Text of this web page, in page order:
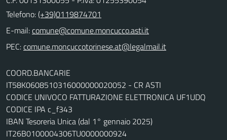
Telefono:(+39)0119874701
E-mail:comune@comune.moncucco.asti.it
PEC:comune.moncuccotorinese.at@legalmail.it
COORD.BANCARIE
IT58K0608510316000000020052 - CR ASTI
CODICE UNIVOCO FATTURAZIONE ELETTRONICA UF1UDQ
CODICE IPA c_f343
IBAN Tesoreria Unica (dal 1° gennaio 2025)
IT26B0100004306TU0000000924